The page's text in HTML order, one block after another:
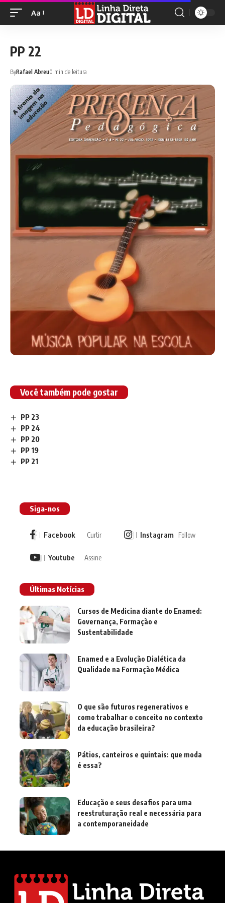
Aa
PP 22
ByRafael Abreu0 min de leitura
Você também pode gostar
PP 23
PP 24
PP 20
PP 19
PP 21
Siga-nos
Facebook Curtir Instagram Follow
Youtube Assine
Últimas Notícias
Cursos de Medicina diante do Enamed:
Governança, Formação e
Sustentabilidade
Enamed e a Evolução Dialética da
Qualidade na Formação Médica
O que são futuros regenerativos e
como trabalhar o conceito no contexto
da educação brasileira?
Pátios, canteiros e quintais: que moda
é essa?
Educação e seus desafios para uma
reestruturação real e necessária para
a contemporaneidade